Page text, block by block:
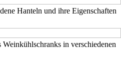
Hanteln und ihre Eigenschaften
in verschiedenen